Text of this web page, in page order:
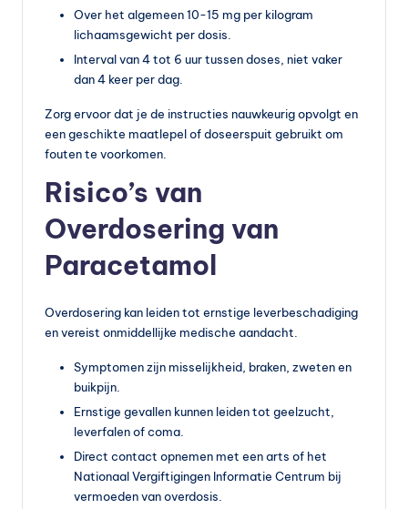
Over het algemeen 10-15 mg per kilogram
lichaamsgewicht per dosis.
Interval van 4 tot 6 uur tussen doses, niet vaker
dan 4 keer per dag.
Zorg ervoor dat je de instructies nauwkeurig opvolgt en
een geschikte maatlepel of doseerspuit gebruikt om
fouten te voorkomen.
Risico’s van
Overdosering van
Paracetamol
Overdosering kan leiden tot ernstige leverbeschadiging
en vereist onmiddellijke medische aandacht.
Symptomen zijn misselijkheid, braken, zweten en
buikpijn.
Ernstige gevallen kunnen leiden tot geelzucht,
leverfalen of coma.
Direct contact opnemen met een arts of het
Nationaal Vergiftigingen Informatie Centrum bij
vermoeden van overdosis.